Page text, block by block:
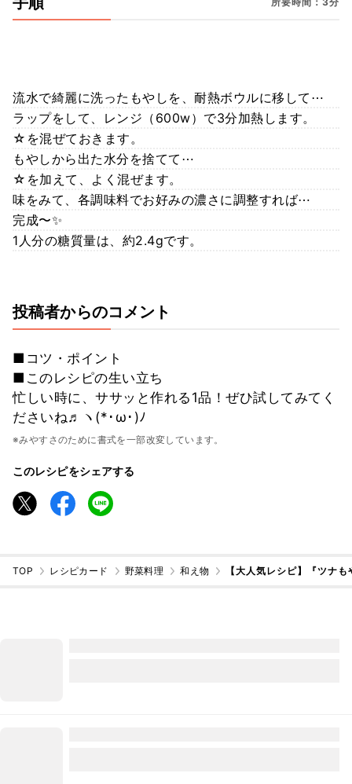
流水で綺麗に洗ったもやしを、耐熱ボウルに移して⋯
ラップをして、レンジ（600w）で3分加熱します。
☆を混ぜておきます。
もやしから出た水分を捨てて⋯
☆を加えて、よく混ぜます。
味をみて、各調味料でお好みの濃さに調整すれば⋯
完成〜✨
1人分の糖質量は、約2.4gです。
投稿者からのコメント
■コツ・ポイント
■このレシピの生い立ち
忙しい時に、ササッと作れる1品！ぜひ試してみてく
ださいね♬ヽ(*･ω･)ﾉ
※みやすさのために書式を一部改変しています。
このレシピをシェアする
TOP レシピカード 野菜料理 和え物 【大人気レシピ】『ツナ